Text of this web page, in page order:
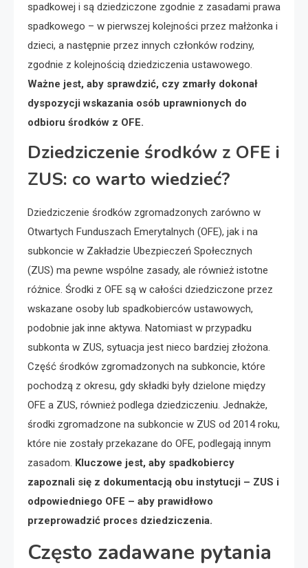
spadkowej i są dziedziczone zgodnie z zasadami prawa
spadkowego – w pierwszej kolejności przez małżonka i
dzieci, a następnie przez innych członków rodziny,
zgodnie z kolejnością dziedziczenia ustawowego.
Ważne jest, aby sprawdzić, czy zmarły dokonał
dyspozycji wskazania osób uprawnionych do
odbioru środków z OFE.
Dziedziczenie środków z OFE i
ZUS: co warto wiedzieć?
Dziedziczenie środków zgromadzonych zarówno w
Otwartych Funduszach Emerytalnych (OFE), jak i na
subkoncie w Zakładzie Ubezpieczeń Społecznych
(ZUS) ma pewne wspólne zasady, ale również istotne
różnice. Środki z OFE są w całości dziedziczone przez
wskazane osoby lub spadkobierców ustawowych,
podobnie jak inne aktywa. Natomiast w przypadku
subkonta w ZUS, sytuacja jest nieco bardziej złożona.
Część środków zgromadzonych na subkoncie, które
pochodzą z okresu, gdy składki były dzielone między
OFE a ZUS, również podlega dziedziczeniu. Jednakże,
środki zgromadzone na subkoncie w ZUS od 2014 roku,
które nie zostały przekazane do OFE, podlegają innym
zasadom. Kluczowe jest, aby spadkobiercy
zapoznali się z dokumentacją obu instytucji – ZUS i
odpowiedniego OFE – aby prawidłowo
przeprowadzić proces dziedziczenia.
Często zadawane pytania